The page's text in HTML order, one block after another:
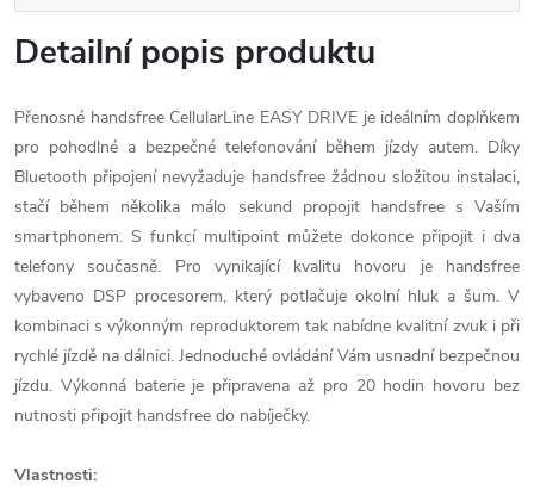
Detailní popis produktu
Přenosné handsfree CellularLine EASY DRIVE je ideálním doplňkem
pro pohodlné a bezpečné telefonování během jízdy autem. Díky
Bluetooth připojení nevyžaduje handsfree žádnou složitou instalaci,
stačí během několika málo sekund propojit handsfree s Vaším
smartphonem. S funkcí multipoint můžete dokonce připojit i dva
telefony současně. Pro vynikající kvalitu hovoru je handsfree
vybaveno DSP procesorem, který potlačuje okolní hluk a šum. V
kombinaci s výkonným reproduktorem tak nabídne kvalitní zvuk i při
rychlé jízdě na dálnici. Jednoduché ovládání Vám usnadní bezpečnou
jízdu. Výkonná baterie je připravena až pro 20 hodin hovoru bez
nutnosti připojit handsfree do nabíječky.
Vlastnosti: